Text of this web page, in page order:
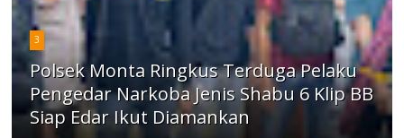
3
Polsek Monta Ringkus Terduga Pelaku
Pengedar Narkoba Jenis Shabu 6 Klip BB
Siap Edar Ikut Diamankan